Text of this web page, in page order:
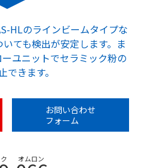
HLのラインビームタイプな
ても検出が安定します。ま
ユニットでセラミック粉の
できます。
お問い合わせ
フォーム
オムロン